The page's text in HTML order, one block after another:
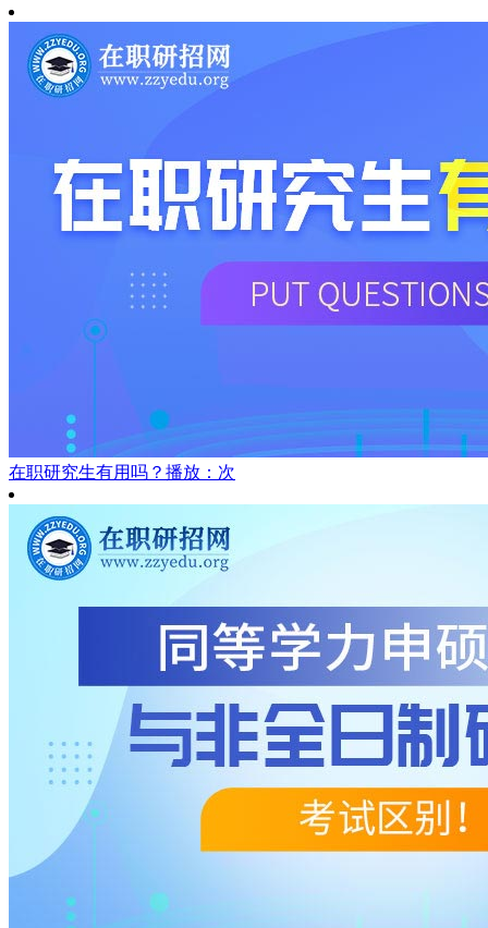
在职研究生有用吗？ 播放：次